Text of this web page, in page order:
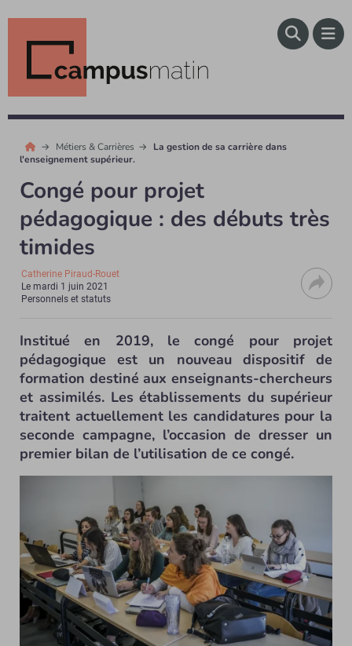
Métiers & Carrières
La gestion de sa carrière dans
l'enseignement supérieur.
Congé pour projet
pédagogique : des débuts très
timides
Catherine Piraud-Rouet
Lemardi 1 juin 2021
Personnels et statuts
Institué en 2019, le congé pour projet
pédagogique est un nouveau dispositif de
formation destiné aux enseignants-chercheurs
et assimilés. Les établissements du supérieur
traitent actuellement les candidatures pour la
seconde campagne, l’occasion de dresser un
premier bilan de l’utilisation de ce congé.